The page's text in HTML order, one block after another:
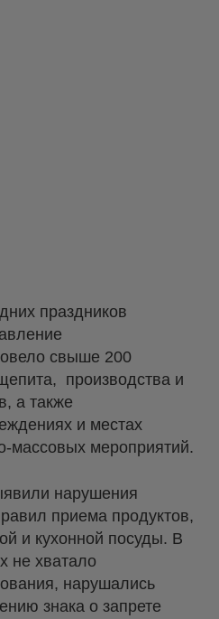
праздников
свыше 200
производства и
а также
и местах
массовых мероприятий.
нарушения
приема продуктов,
и кухонной посуды. В
не хватало
нарушались
знака о запрете